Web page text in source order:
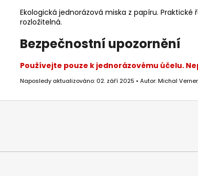
Ekologická jednorázová miska z papíru.
rozložitelná.
Bezpečnostní upozornění
Používejte pouze k jednorázovému účelu.
Naposledy aktualizováno: 02. září 2025 • Autor: Michal